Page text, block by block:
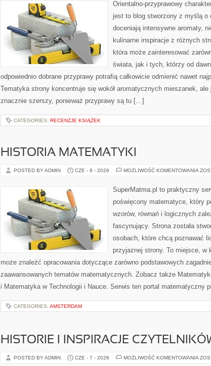
Orientalno-przyprawowy
jest to blog stworzony z myślą o
doceniają intensywne aromaty,
kulinarne inspiracje z różnych
która może zainteresować
świata, jak i tych, którzy od
odpowiednio dobrane przyprawy potrafią całkowicie odmienić nawet
Tematyka strony koncentruje się wokół aromatycznych mieszanek,
znacznie szerszy, ponieważ przyprawy są tu […]
CATEGORIES: RECENZJE KSIĄŻEK
HISTORIA MATEMATYKI
POSTED BY ADMIN CZE - 9 - 2026 MOŻLIWOŚĆ KOMENTOWANIA
SuperMatma.pl to praktyczny
poświęcony matematyce, który
wzorów, równań i logicznych
fascynujący. Strona została
osobach, które chcą poznawać
przyjaznej strony. To miejsce, w
może znaleźć opracowania dotyczące zarówno podstawowych
zaawansowanych tematów matematycznych. Zobacz także
i Matematyka w Technologii i Nauce. Serwis ten portal matematyczny
CATEGORIES: AMSTERDAM
HISTORIE I INSPIRACJE
POSTED BY ADMIN CZE - 7 - 2026 MOŻLIWOŚĆ KOMENTOWANIA